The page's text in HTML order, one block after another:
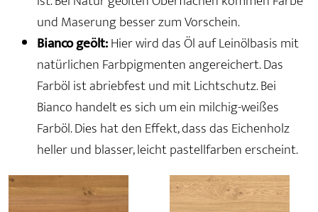
und Maserung besser zum Vorschein.
Bianco geölt:Hier wird das Öl auf Leinölbasis mit
natürlichen Farbpigmenten angereichert. Das
Farböl ist abriebfest und mit Lichtschutz. Bei
Bianco handelt es sich um ein milchig-weißes
Farböl. Dies hat den Effekt, dass das Eichenholz
heller und blasser, leicht pastellfarben erscheint.